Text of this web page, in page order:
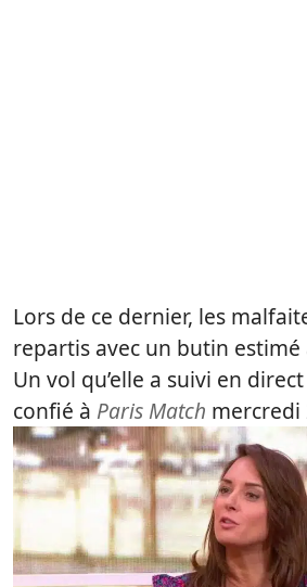
Lors de ce dernier, les
repartis avec un butin estimé
Un vol qu’elle a suivi en
confié à Paris Match mercredi